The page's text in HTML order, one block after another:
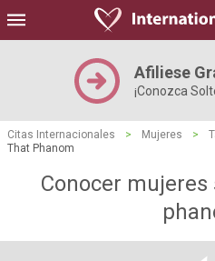
Afiliese
¡Conozca
Citas Internacionales > Mujeres >
That Phanom
Conocer